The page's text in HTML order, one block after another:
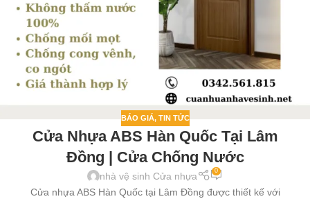
BÁO GIÁ, TIN TỨC
Cửa Nhựa ABS Hàn Quốc Tại Lâm
Đồng | Cửa Chống Nước
nhà vệ sinh Cửa nhựa 0
Cửa nhựa ABS Hàn Quốc tại Lâm Đồng được thiết kế với